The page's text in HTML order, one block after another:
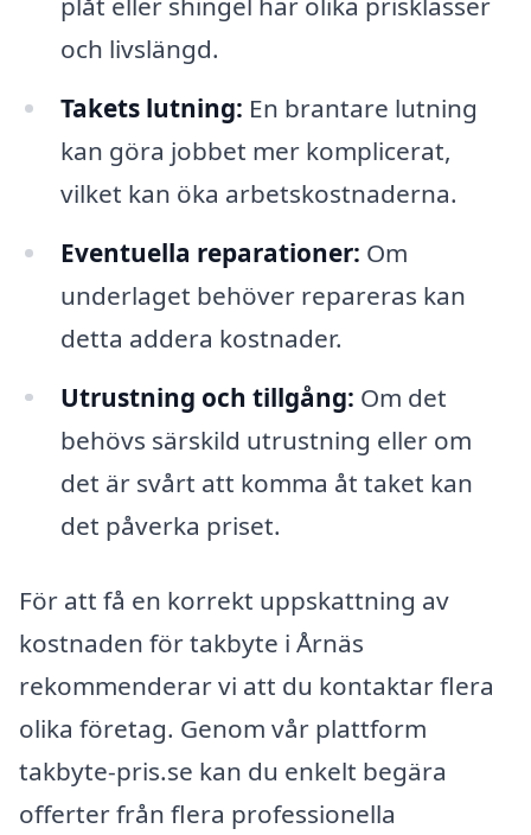
och livslängd.
Takets lutning: En brantare lutning
kan göra jobbet mer komplicerat,
vilket kan öka arbetskostnaderna.
Eventuella reparationer: Om
underlaget behöver repareras kan
detta addera kostnader.
Utrustning och tillgång: Om det
behövs särskild utrustning eller om
det är svårt att komma åt taket kan
det påverka priset.
För att få en korrekt uppskattning av
kostnaden för takbyte i Årnäs
rekommenderar vi att du kontaktar flera
olika företag. Genom vår plattform
takbyte-pris.se kan du enkelt begära
offerter från flera professionella